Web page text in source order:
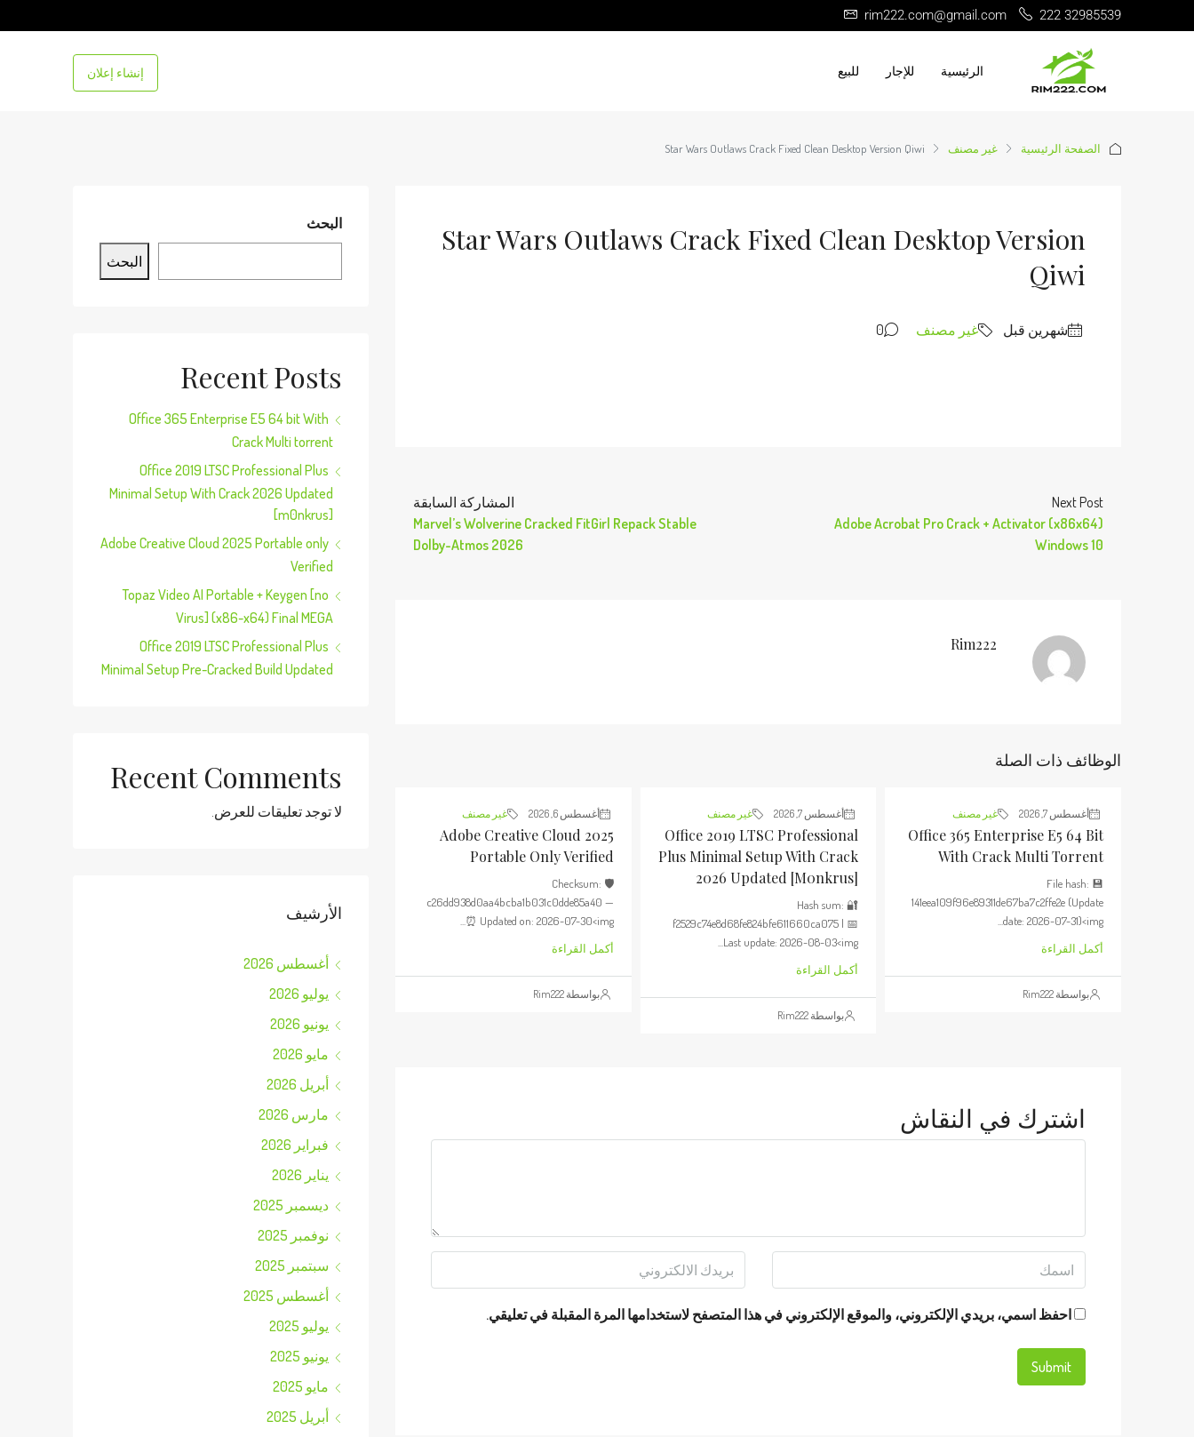
222 32985539
rim222.com@gmail.com
الرئيسية للإجار للبيع إنشاء إعلان
الصفحة الرئيسية غير مصنف Star Wars Outlaws Crack Fixed Clean Desktop Version Qiwi
Star Wars Outlaws Crack Fixed Clean Desktop Version
Qiwi
‏شهرين قبل غير مصنف 0
المشاركة السابقة
Marvel’s Wolverine Cracked FitGirl Repack Stable
Dolby-Atmos 2026
Next Post
Adobe Acrobat Pro Crack + Activator (x86x64)
Windows 10
Rim222
الوظائف ذات الصلة
أغسطس 7, 2026 غير مصنف
Office 365 Enterprise E5 64 Bit
With Crack Multi Torrent
💾 File hash:
141eea109f96e89311de67ba7c2ffe2e (Update
date: 2026-07-31)<img...
أكمل القراءة
بواسطة Rim222
أغسطس 7, 2026 غير مصنف
Office 2019 LTSC Professional
Plus Minimal Setup With Crack
2026 Updated [m0nkrus]
🔐 Hash sum:
f2529c74e8d68fe824bfe611660ca075 | 📅
Last update: 2026-08-03<img...
أكمل القراءة
بواسطة Rim222
أغسطس 6, 2026 غير مصنف
Adobe Creative Cloud 2025
Portable Only Verified
🛡️ Checksum:
c26dd938d0aa4bcba1b031c0dde85a40 —
⏰ Updated on: 2026-07-30<img...
أكمل القراءة
بواسطة Rim222
اشترك في النقاش
احفظ اسمي، بريدي الإلكتروني، والموقع الإلكتروني في هذا المتصفح لاستخدامها المرة المقبلة في تعليقي.
البحث
البحث
Recent Posts
Office 365 Enterprise E5 64 bit With
Crack Multi torrent
Office 2019 LTSC Professional Plus
Minimal Setup With Crack 2026 Updated
[m0nkrus]
Adobe Creative Cloud 2025 Portable only
Verified
Topaz Video AI Portable + Keygen [no
Virus] (x86-x64) Final MEGA
Office 2019 LTSC Professional Plus
Minimal Setup Pre-Cracked Build Updated
Recent Comments
لا توجد تعليقات للعرض.
الأرشيف
أغسطس 2026
يوليو 2026
يونيو 2026
مايو 2026
أبريل 2026
مارس 2026
فبراير 2026
يناير 2026
ديسمبر 2025
نوفمبر 2025
سبتمبر 2025
أغسطس 2025
يوليو 2025
يونيو 2025
مايو 2025
أبريل 2025